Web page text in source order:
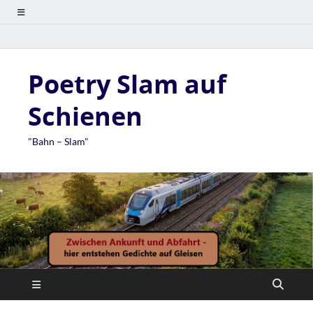
Poetry Slam auf
Schienen
"Bahn – Slam"